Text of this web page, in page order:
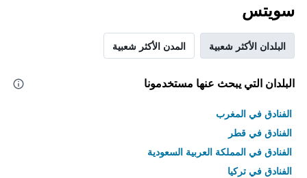
سويتس
البلدان الأكثر شعبية المدن الأكثر شعبية
البلدان التي يبحث عنها مستخدمونا
الفنادق في المغرب
الفنادق في قطر
الفنادق في المملكة العربية السعودية
الفنادق في تركيا